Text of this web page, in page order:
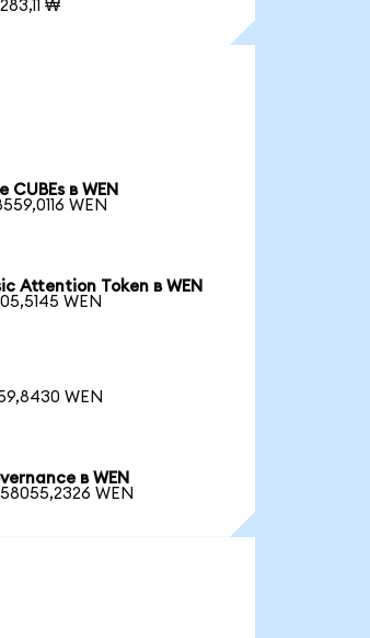
₩
CUBEs в WEN
WEN
Attention Token в WEN
WEN
WEN
в WEN
WEN